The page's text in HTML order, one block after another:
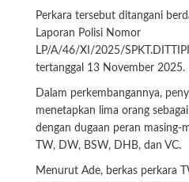
Perkara tersebut ditangani
Laporan Polisi Nomor
LP/A/46/XI/2025/
tertanggal 13 November 2025.
Dalam perkembangannya,
menetapkan lima orang
dengan dugaan peran masing-
TW, DW, BSW, DHB, dan VC.
Menurut Ade, berkas perkara